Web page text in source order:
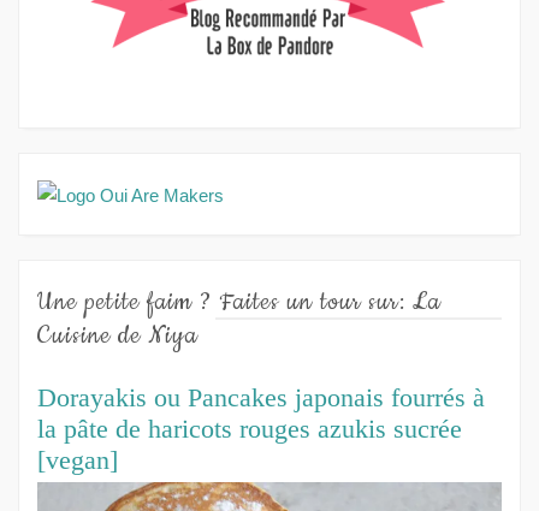
Une petite faim ? Faites un tour sur: La
Cuisine de Niya
Dorayakis ou Pancakes japonais fourrés à
la pâte de haricots rouges azukis sucrée
[vegan]